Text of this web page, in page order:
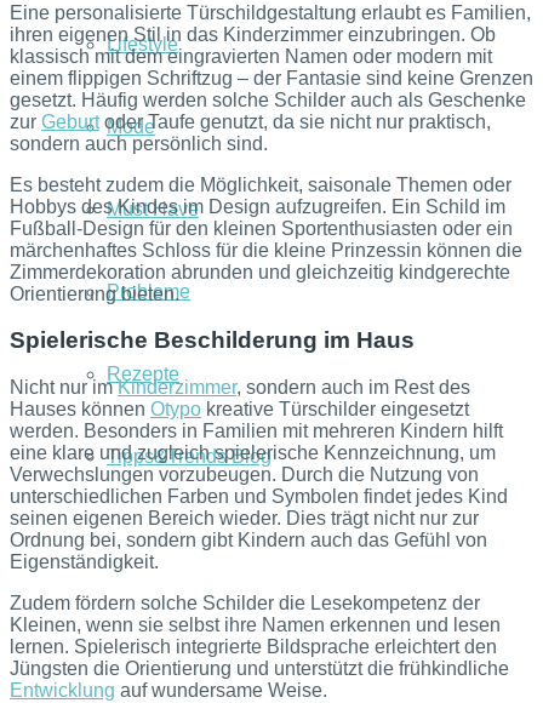
Lifestyle
Mode
Must Have
Probleme
Rezepte
Tipps&Trends Blog
Eine personalisierte Türschildgestaltung erlaubt es Familien,
ihren eigenen Stil in das Kinderzimmer einzubringen. Ob
klassisch mit dem eingravierten Namen oder modern mit
einem flippigen Schriftzug – der Fantasie sind keine Grenzen
gesetzt. Häufig werden solche Schilder auch als Geschenke
zur Geburtoder Taufe genutzt, da sie nicht nur praktisch,
sondern auch persönlich sind.
Es besteht zudem die Möglichkeit, saisonale Themen oder
Hobbys des Kindes im Design aufzugreifen. Ein Schild im
Fußball-Design für den kleinen Sportenthusiasten oder ein
märchenhaftes Schloss für die kleine Prinzessin können die
Zimmerdekoration abrunden und gleichzeitig kindgerechte
Orientierung bieten.
Spielerische Beschilderung im Haus
Nicht nur imKinderzimmer, sondern auch im Rest des
Hauses können Otypo kreative Türschilder eingesetzt
werden. Besonders in Familien mit mehreren Kindern hilft
eine klare und zugleich spielerische Kennzeichnung, um
Verwechslungen vorzubeugen. Durch die Nutzung von
unterschiedlichen Farben und Symbolen findet jedes Kind
seinen eigenen Bereich wieder. Dies trägt nicht nur zur
Ordnung bei, sondern gibt Kindern auch das Gefühl von
Eigenständigkeit.
Zudem fördern solche Schilder die Lesekompetenz der
Kleinen, wenn sie selbst ihre Namen erkennen und lesen
lernen. Spielerisch integrierte Bildsprache erleichtert den
Jüngsten die Orientierung und unterstützt die frühkindliche
Entwicklung auf wundersame Weise.